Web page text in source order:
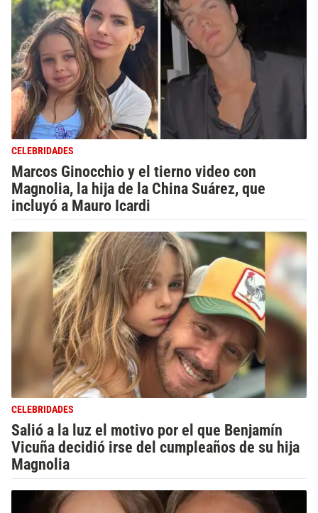
CELEBRIDADES
Marcos Ginocchio y el tierno video con
Magnolia, la hija de la China Suárez, que
incluyó a Mauro Icardi
CELEBRIDADES
Salió a la luz el motivo por el que Benjamín
Vicuña decidió irse del cumpleaños de su hija
Magnolia